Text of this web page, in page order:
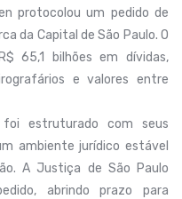
protocolou um pedido de
da Capital de São Paulo. O
65,1 bilhões em dívidas,
e valores entre
estruturado com seus
ambiente jurídico estável
A Justiça de São Paulo
abrindo prazo para